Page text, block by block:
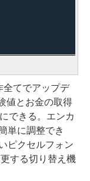
てでアップデ
値とお金の取得
できる。エンカ
単に調整でき
ピクセルフォン
する切り替え機